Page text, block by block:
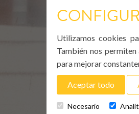
Utilizamos cookies
También nos
para mejorar
Aceptar todo
Necesario